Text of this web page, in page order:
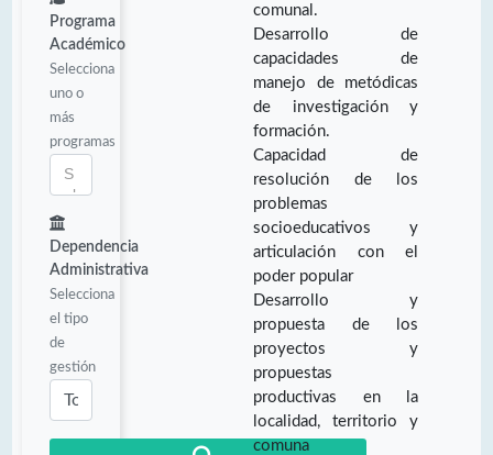
Programa
Académico
Selecciona
uno o
más
programas
Dependencia
Administrativa
Selecciona
el tipo
de
gestión
comunal.
Desarrollo de
capacidades de
manejo de metódicas
de investigación y
formación.
Capacidad de
resolución de los
problemas
socioeducativos y
articulación con el
poder popular
Desarrollo y
propuesta de los
proyectos y
propuestas
productivas en la
localidad, territorio y
comuna